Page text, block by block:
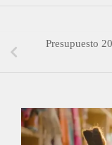
Presupuesto